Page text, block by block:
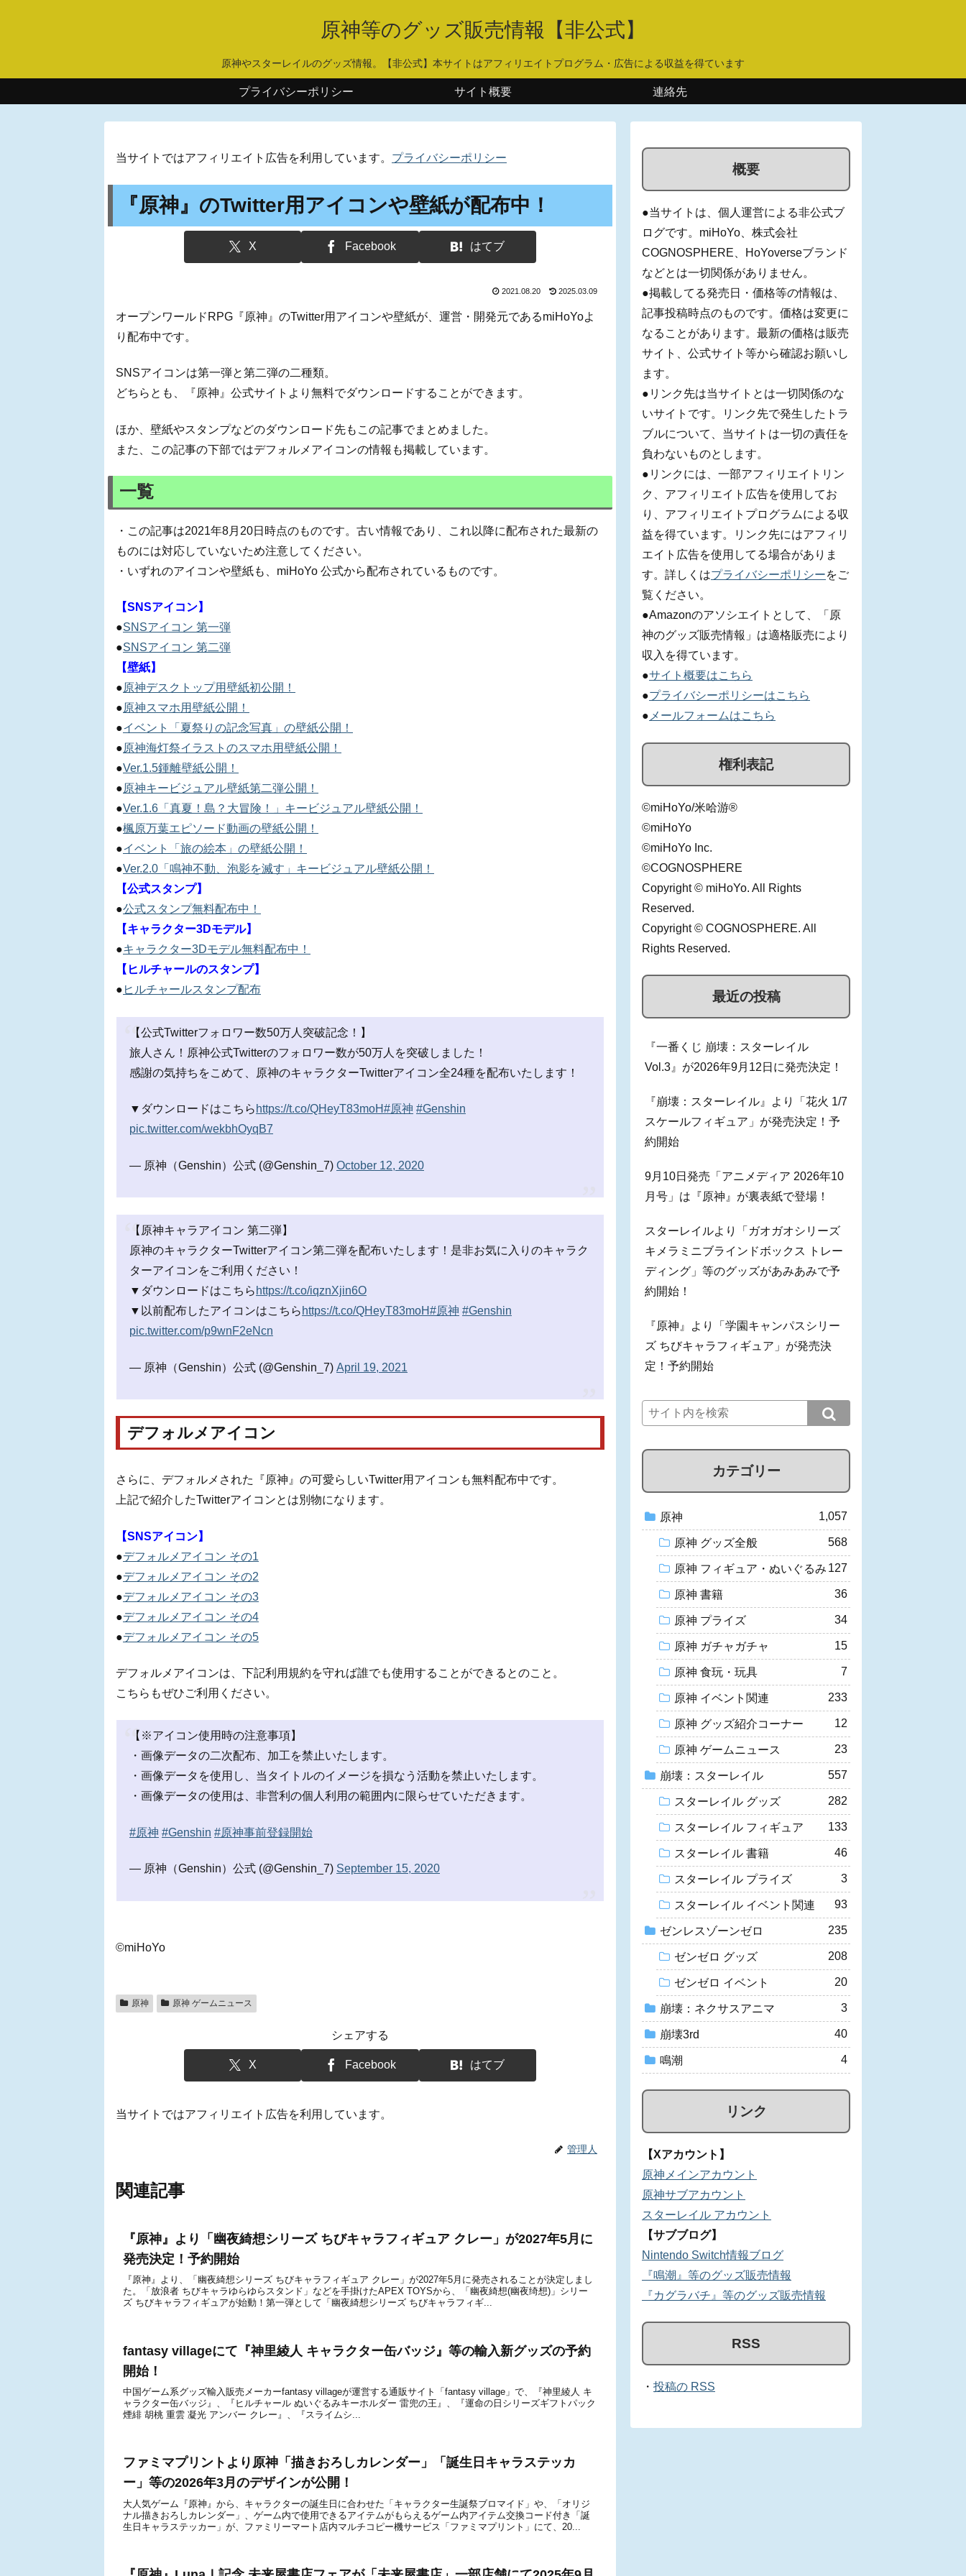
原神等のグッズ販売情報【非公式】
原神やスターレイルのグッズ情報。【非公式】本サイトはアフィリエイトプログラム・広告による収益を得ています
プライバシーポリシー サイト概要 連絡先
当サイトではアフィリエイト広告を利用しています。 プライバシーポリシー
『原神』のTwitter用アイコンや壁紙が配布中！
X Facebook はてブ
2021.08.20 2025.03.09
オープンワールドRPG『原神』のTwitter用アイコンや壁紙が、運営・開発元であるmiHoYoよ
り配布中です。
SNSアイコンは第一弾と第二弾の二種類。
どちらとも、『原神』公式サイトより無料でダウンロードすることができます。
ほか、壁紙やスタンプなどのダウンロード先もこの記事でまとめました。
また、この記事の下部ではデフォルメアイコンの情報も掲載しています。
一覧
・この記事は2021年8月20日時点のものです。古い情報であり、これ以降に配布された最新の
ものには対応していないため注意してください。
・いずれのアイコンや壁紙も、miHoYo 公式から配布されているものです。
【SNSアイコン】
●SNSアイコン 第一弾
●SNSアイコン 第二弾
【壁紙】
●原神デスクトップ用壁紙初公開！
●原神スマホ用壁紙公開！
●イベント「夏祭りの記念写真」の壁紙公開！
●原神海灯祭イラストのスマホ用壁紙公開！
●Ver.1.5鍾離壁紙公開！
●原神キービジュアル壁紙第二弾公開！
●Ver.1.6「真夏！島？大冒険！」キービジュアル壁紙公開！
●楓原万葉エピソード動画の壁紙公開！
●イベント「旅の絵本」の壁紙公開！
●Ver.2.0「鳴神不動、泡影を滅す」キービジュアル壁紙公開！
【公式スタンプ】
●公式スタンプ無料配布中！
【キャラクター3Dモデル】
●キャラクター3Dモデル無料配布中！
【ヒルチャールのスタンプ】
● ヒルチャールスタンプ配布
【公式Twitterフォロワー数50万人突破記念！】
旅人さん！原神公式Twitterのフォロワー数が50万人を突破しました！
感謝の気持ちをこめて、原神のキャラクターTwitterアイコン全24種を配布いたします！
▼ダウンロードはこちら https://t.co/QHeyT83moH#原神 #Genshin
pic.twitter.com/wekbhOyqB7
— 原神（Genshin）公式 (@Genshin_7) October 12, 2020
【原神キャラアイコン 第二弾】
原神のキャラクターTwitterアイコン第二弾を配布いたします！是非お気に入りのキャラク
ターアイコンをご利用ください！
▼ダウンロードはこちら https://t.co/iqznXjin6O
▼以前配布したアイコンはこちら https://t.co/QHeyT83moH#原神 #Genshin
pic.twitter.com/p9wnF2eNcn
— 原神（Genshin）公式 (@Genshin_7) April 19, 2021
デフォルメアイコン
さらに、デフォルメされた『原神』の可愛らしいTwitter用アイコンも無料配布中です。
上記で紹介したTwitterアイコンとは別物になります。
【SNSアイコン】
●デフォルメアイコン その1
●デフォルメアイコン その2
●デフォルメアイコン その3
●デフォルメアイコン その4
●デフォルメアイコン その5
デフォルメアイコンは、下記利用規約を守れば誰でも使用することができるとのこと。
こちらもぜひご利用ください。
【※アイコン使用時の注意事項】
・画像データの二次配布、加工を禁止いたします。
・画像データを使用し、当タイトルのイメージを損なう活動を禁止いたします。
・画像データの使用は、非営利の個人利用の範囲内に限らせていただきます。
#原神 #Genshin #原神事前登録開始
— 原神（Genshin）公式 (@Genshin_7) September 15, 2020
©miHoYo
原神 原神 ゲームニュース
シェアする
X Facebook はてブ
当サイトではアフィリエイト広告を利用しています。
管理人
関連記事
『原神』より「幽夜綺想シリーズ ちびキャラフィギュア クレー」が2027年5月に
発売決定！予約開始
『原神』より、「幽夜綺想シリーズ ちびキャラフィギュア クレー」が2027年5月に発売されることが決定しまし
た。「放浪者 ちびキャラゆらゆらスタンド」などを手掛けたAPEX TOYSから、「幽夜綺想(幽夜绮想)」シリー
ズ ちびキャラフィギュアが始動！第一弾として「幽夜綺想シリーズ ちびキャラフィギ...
fantasy villageにて『神里綾人 キャラクター缶バッジ』等の輸入新グッズの予約
開始！
中国ゲーム系グッズ輸入販売メーカーfantasy villageが運営する通販サイト「fantasy village」で、『神里綾人 キ
ャラクター缶バッジ』、『ヒルチャール ぬいぐるみキーホルダー 雷兜の王』、『運命の日シリーズギフトパック
煙緋 胡桃 重雲 凝光 アンバー クレー』、『スライムシ...
ファミマプリントより原神「描きおろしカレンダー」「誕生日キャラステッカ
ー」等の2026年3月のデザインが公開！
大人気ゲーム『原神』から、キャラクターの誕生日に合わせた「キャラクター生誕祭ブロマイド」や、「オリジ
ナル描きおろしカレンダー」、ゲーム内で使用できるアイテムがもらえるゲーム内アイテム交換コード付き「誕
生日キャラステッカー」が、ファミリーマート店内マルチコピー機サービス「ファミマプリント」にて、20...
概要
●当サイトは、個人運営による非公式ブ
ログです。miHoYo、株式会社
COGNOSPHERE、HoYoverseブランド
などとは一切関係がありません。
●掲載してる発売日・価格等の情報は、
記事投稿時点のものです。価格は変更に
なることがあります。最新の価格は販売
サイト、公式サイト等から確認お願いし
ます。
●リンク先は当サイトとは一切関係のな
いサイトです。リンク先で発生したトラ
ブルについて、当サイトは一切の責任を
負わないものとします。
●リンクには、一部アフィリエイトリン
ク、アフィリエイト広告を使用してお
り、アフィリエイトプログラムによる収
益を得ています。リンク先にはアフィリ
エイト広告を使用してる場合がありま
す。詳しくはプライバシーポリシーをご
覧ください。
●Amazonのアソシエイトとして、「原
神のグッズ販売情報」は適格販売により
収入を得ています。
●サイト概要はこちら
●プライバシーポリシーはこちら
● メールフォームはこちら
権利表記
©miHoYo/米哈游®
©miHoYo
©miHoYo Inc.
©COGNOSPHERE
Copyright © miHoYo. All Rights
Reserved.
Copyright © COGNOSPHERE. All
Rights Reserved.
最近の投稿
『一番くじ 崩壊：スターレイル
Vol.3』が2026年9月12日に発売決定！
『崩壊：スターレイル』より「花火 1/7
スケールフィギュア」が発売決定！予
約開始
9月10日発売「アニメディア 2026年10
月号」は『原神』が裏表紙で登場！
スターレイルより「ガオガオシリーズ
キメラミニブラインドボックス トレー
ディング」等のグッズがあみあみで予
約開始！
『原神』より「学園キャンパスシリー
ズ ちびキャラフィギュア」が発売決
定！予約開始
カテゴリー
原神 1,057
原神 グッズ全般 568
原神 フィギュア・ぬいぐるみ 127
原神 書籍 36
原神 プライズ 34
原神 ガチャガチャ 15
原神 食玩・玩具 7
原神 イベント関連 233
原神 グッズ紹介コーナー 12
原神 ゲームニュース 23
崩壊：スターレイル 557
スターレイル グッズ 282
スターレイル フィギュア 133
スターレイル 書籍 46
スターレイル プライズ 3
スターレイル イベント関連 93
ゼンレスゾーンゼロ 235
ゼンゼロ グッズ 208
ゼンゼロ イベント 20
崩壊：ネクサスアニマ 3
崩壊3rd 40
鳴潮 4
リンク
【Xアカウント】
原神メインアカウント
原神サブアカウント
スターレイル アカウント
【サブブログ】
Nintendo Switch情報ブログ
『鳴潮』等のグッズ販売情報
『カグラバチ』等のグッズ販売情報
RSS
・ 投稿の RSS